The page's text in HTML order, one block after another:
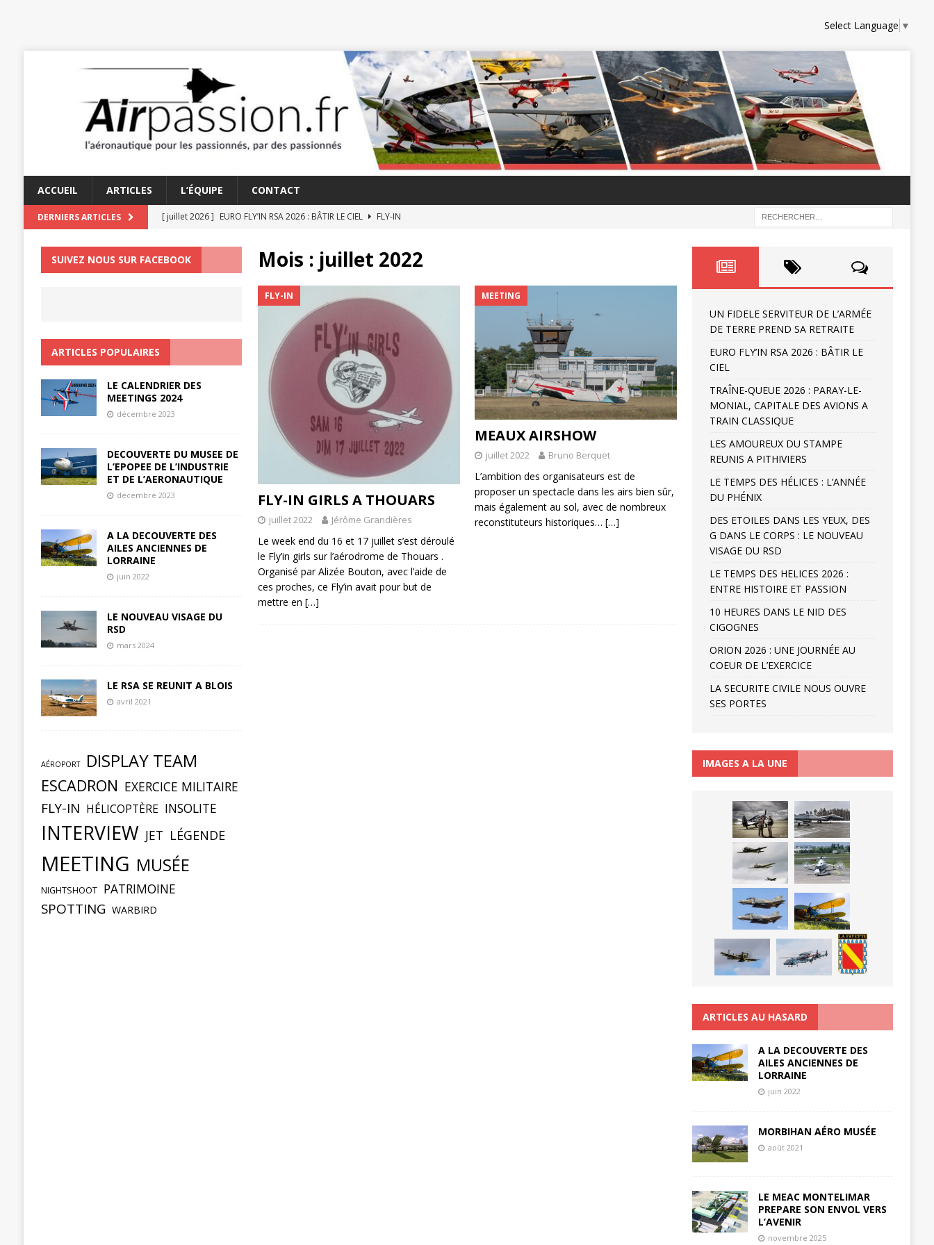
Select Language ▼
ACCUEIL ARTICLES L’ÉQUIPE CONTACT
DERNIERS ARTICLES [ juillet 2026 ] EURO FLY’IN RSA 2026 : BÂTIR LE CIEL
FLY-IN
[ juin 2026 ]
LES AMOUREUX DU STAMPE REUNIS A PITHIVIERS
FLY-IN
LE TEMPS DES HÉLICES : L’ANNÉE DU PHÉNIX
LÉGENDE
UN FIDELE SERVITEUR DE L’ARMÉE DE TERRE PREND SA RETRAITE
Mois : juillet 2022
FLY-IN
FLY-IN GIRLS A THOUARS
juillet 2022 Jérôme Grandières
Le week end du 16 et 17 juillet s’est déroulé
le Fly’in girls sur l’aérodrome de Thouars .
Organisé par Alizée Bouton, avec l’aide de
ces proches, ce Fly’in avait pour but de
mettre en[…]
MEETING
MEAUX AIRSHOW
juillet 2022 Bruno Berquet
L’ambition des organisateurs est de
proposer un spectacle dans les airs bien sûr,
mais également au sol, avec de nombreux
reconstituteurs historiques… […]
SUIVEZ NOUS SUR FACEBOOK
ARTICLES POPULAIRES
LE CALENDRIER DES
MEETINGS 2024
décembre 2023
DECOUVERTE DU MUSEE DE
L’EPOPEE DE L’INDUSTRIE
ET DE L’AERONAUTIQUE
décembre 2023
A LA DECOUVERTE DES
AILES ANCIENNES DE
LORRAINE
juin 2022
LE NOUVEAU VISAGE DU
RSD
mars 2024
LE RSA SE REUNIT A BLOIS
avril 2021
AÉROPORT DISPLAY TEAM
ESCADRON EXERCICE MILITAIRE
FLY-IN HÉLICOPTÈRE INSOLITE
INTERVIEW JET LÉGENDE
MEETING MUSÉE
NIGHTSHOOT PATRIMOINE
SPOTTING WARBIRD
UN FIDELE SERVITEUR DE L’ARMÉE
DE TERRE PREND SA RETRAITE
EURO FLY’IN RSA 2026 : BÂTIR LE
CIEL
TRAÎNE-QUEUE 2026 : PARAY-LE-
MONIAL, CAPITALE DES AVIONS A
TRAIN CLASSIQUE
LES AMOUREUX DU STAMPE
REUNIS A PITHIVIERS
LE TEMPS DES HÉLICES : L’ANNÉE
DU PHÉNIX
DES ETOILES DANS LES YEUX, DES
G DANS LE CORPS : LE NOUVEAU
VISAGE DU RSD
LE TEMPS DES HELICES 2026 :
ENTRE HISTOIRE ET PASSION
10 HEURES DANS LE NID DES
CIGOGNES
ORION 2026 : UNE JOURNÉE AU
COEUR DE L’EXERCICE
LA SECURITE CIVILE NOUS OUVRE
SES PORTES
IMAGES A LA UNE
ARTICLES AU HASARD
A LA DECOUVERTE DES
AILES ANCIENNES DE
LORRAINE
juin 2022
MORBIHAN AÉRO MUSÉE
août 2021
LE MEAC MONTELIMAR
PREPARE SON ENVOL VERS
L’AVENIR
novembre 2025